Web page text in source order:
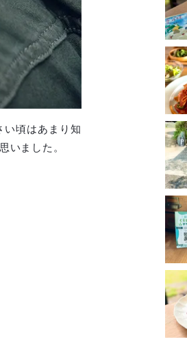
い頃はあまり知
いました。